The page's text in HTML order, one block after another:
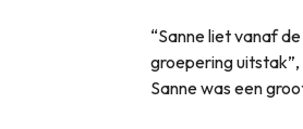
“Sanne liet vanaf
groepering
Sanne was een